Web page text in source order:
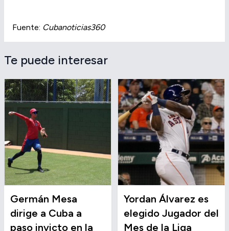
Fuente: Cubanoticias360
Te puede interesar
Germán Mesa
dirige a Cuba a
paso invicto en la
Yordan Álvarez es
elegido Jugador del
Mes de la Liga